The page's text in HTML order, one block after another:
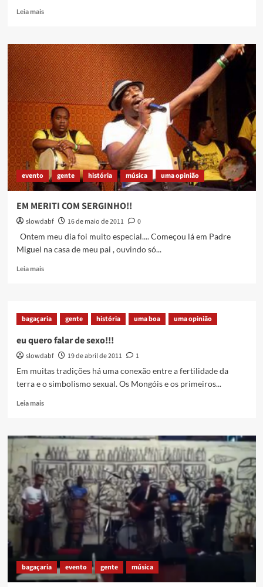
Leia maisRead
Teatro,
Cesário
Candhi,
arte
na
praça
e
por
aí
vai
evento gente história música uma opinião
EM MERITI COM SERGINHO!!
slowdabf 16 de maio de 2011
0
Ontem meu dia foi muito especial.... Começou lá em Padre
Miguel na casa de meu pai , ouvindo só...
Leia maisRead
MERITI
COM
bagaçaria gente história uma boa uma opinião
eu quero falar de sexo!!!
slowdabf 19 de abril de 2011
1
Em muitas tradições há uma conexão entre a fertilidade da
terra e o simbolismo sexual. Os Mongóis e os primeiros...
Leia maisRead
eu
quero
falar
de
sexo!!!
bagaçaria evento gente música